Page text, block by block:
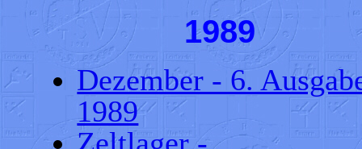
1989
Dezember - 6.
1989